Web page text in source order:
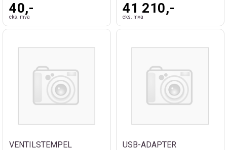
40,-
eks. mva
41 210,-
eks. mva
VENTILSTEMPEL USB-ADAPTER